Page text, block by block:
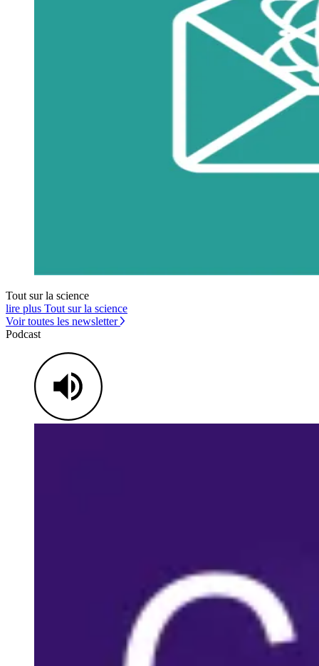
Tout sur la science
lire plus Tout sur la science
Voir toutes les newsletter
Podcast